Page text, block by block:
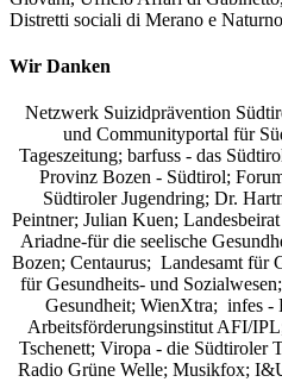
Distretti sociali di Merano e
Wir Danken
Netzwerk Suizidprävention
und Communityportal für
Tageszeitung; barfuss - das
Provinz Bozen - Südtirol;
Südtiroler Jugendring; Dr.
Peintner; Julian Kuen;
Ariadne-für die seelische
Bozen; Centaurus; Landesamt für
für Gesundheits- und
Gesundheit; WienXtra; infes -
Arbeitsförderungsinstitut AFI/
Tschenett; Viropa - die Südtiroler
Radio Grüne Welle; Musikfox;